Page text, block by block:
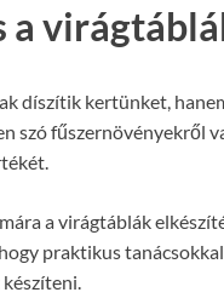
a
díszítik kertünket,
szó fűszernövényekről
a virágtáblák
praktikus